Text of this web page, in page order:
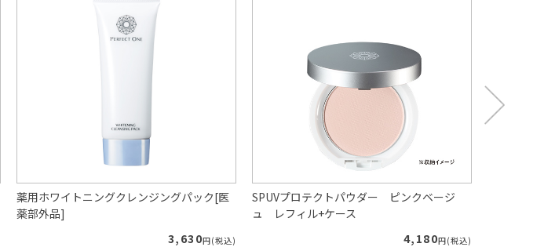
薬用ホワイトニングクレンジングパック[医
薬部外品]
3,630円(税込)
SPUVプロテクトパウダー ピンクベージ
ュ レフィル+ケース
4,180円(税込)